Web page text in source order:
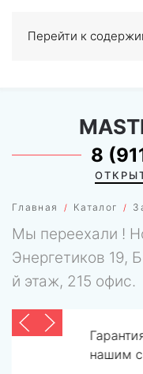
Перейти к
0
Главная Каталог
8
Мы переехали !
Энергетиков 19,
й этаж, 215 офис.
нашим